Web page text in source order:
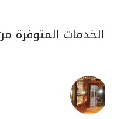
الخدمات المتوفرة